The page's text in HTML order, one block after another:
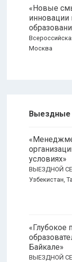
«Новые
инновации
Москва
Выездные
условиях»
ВЫЕЗДНОЙ
Узбекистан,
«Глубокое
Байкале»
ВЫЕЗДНОЙ